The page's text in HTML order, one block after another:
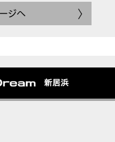
ジへ
新居浜